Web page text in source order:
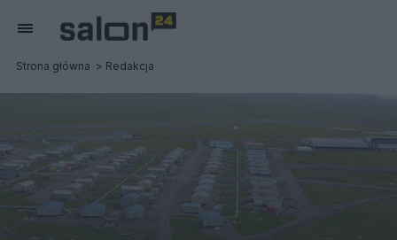
Strona główna Redakcja